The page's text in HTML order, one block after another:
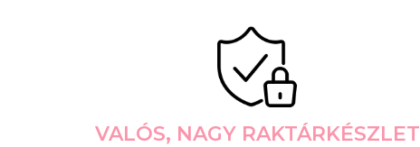
VALÓS, NAGY RAKTÁRKÉSZLET